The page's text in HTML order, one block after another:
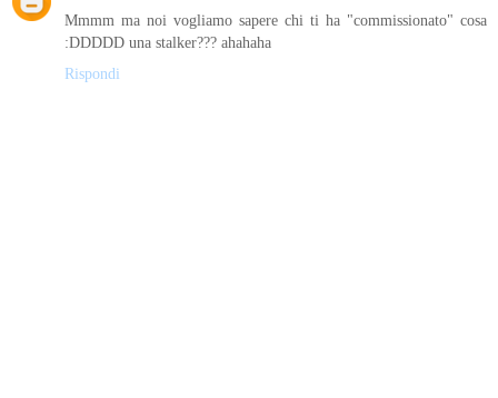
Mmmm ma noi vogliamo sapere chi ti ha "commissionato" cosa
:DDDDD una stalker??? ahahaha
Rispondi